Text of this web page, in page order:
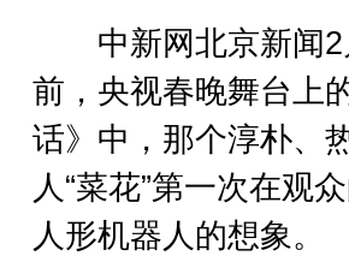
中新网北京新闻2
前，央视春晚舞台上
话》中，那个淳朴、
人“菜花”第一次在观
人形机器人的想象。